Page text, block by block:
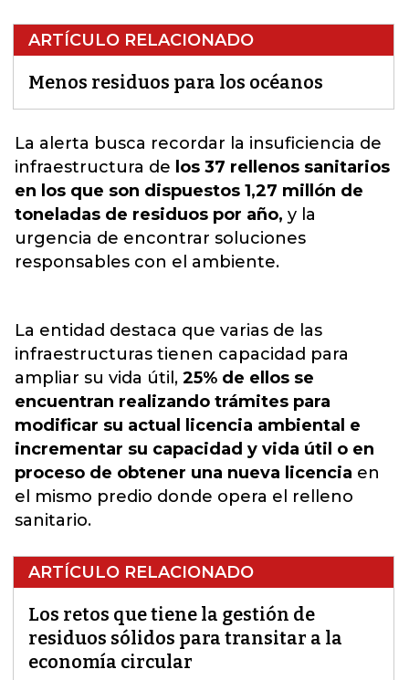
ARTÍCULO RELACIONADO
Menos residuos para los océanos
La alerta busca recordar la insuficiencia de
infraestructura de los 37 rellenos sanitarios
en los que son dispuestos 1,27 millón de
toneladas de residuos por año, y la
urgencia de encontrar soluciones
responsables con el ambiente.
La entidad destaca que varias de las
infraestructuras tienen capacidad para
ampliar su vida útil, 25% de ellos se
encuentran realizando trámites para
modificar su actual licencia ambiental e
incrementar su capacidad y vida útil o en
proceso de obtener una nueva licencia en
el mismo predio donde opera el relleno
sanitario.
ARTÍCULO RELACIONADO
Los retos que tiene la gestión de
residuos sólidos para transitar a la
economía circular